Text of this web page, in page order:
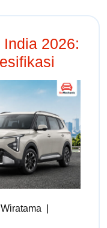
2026: